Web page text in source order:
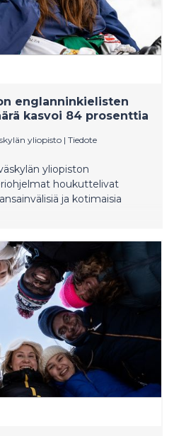
englanninkielisten
kasvoi 84 prosenttia
yliopisto | Tiedote
yliopiston
houkuttelivat
ja kotimaisia